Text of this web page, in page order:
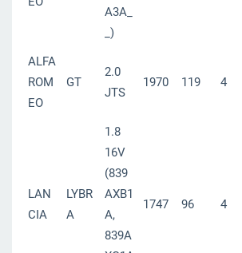
A3A_
_)
ALFA
ROM
EO
GT
2.0
JTS
1970 119 4
LAN
CIA
LYBR
A
1.8
16V
(839
AXB1
A,
839A
1747 96 4